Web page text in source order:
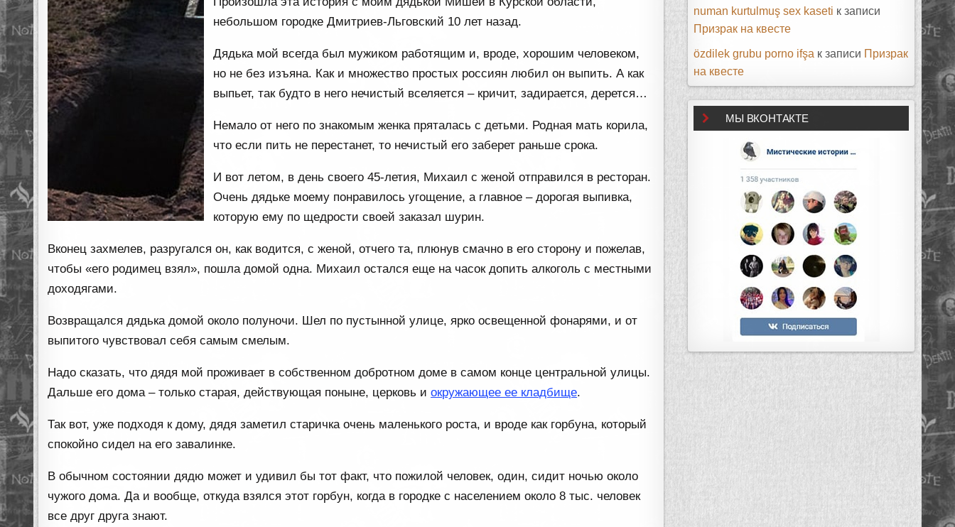
небольшом городке Дмитриев-Льговский 10 лет назад.
Дядька мой всегда был мужиком работящим и, вроде, хорошим человеком,
но не без изъяна. Как и множество простых россиян любил он выпить. А как
выпьет, так будто в него нечистый вселяется – кричит, задирается, дерется…
Немало от него по знакомым женка пряталась с детьми. Родная мать корила,
что если пить не перестанет, то нечистый его заберет раньше срока.
И вот летом, в день своего 45-летия, Михаил с женой отправился в ресторан.
Очень дядьке моему понравилось угощение, а главное – дорогая выпивка,
которую ему по щедрости своей заказал шурин.
Вконец захмелев, разругался он, как водится, с женой, отчего та, плюнув смачно в его сторону и пожелав,
чтобы «его родимец взял», пошла домой одна. Михаил остался еще на часок допить алкоголь с местными
доходягами.
Возвращался дядька домой около полуночи. Шел по пустынной улице, ярко освещенной фонарями, и от
выпитого чувствовал себя самым смелым.
Надо сказать, что дядя мой проживает в собственном добротном доме в самом конце центральной улицы.
Дальше его дома – только старая, действующая поныне, церковь иокружающее ее кладбище.
Так вот, уже подходя к дому, дядя заметил старичка очень маленького роста, и вроде как горбуна, который
спокойно сидел на его завалинке.
В обычном состоянии дядю может и удивил бы тот факт, что пожилой человек, один, сидит ночью около
чужого дома. Да и вообще, откуда взялся этот горбун, когда в городке с населением около 8 тыс. человек
все друг друга знают.
numan kurtulmuş sex kaseti к записи
Призрак на квесте
özdilek grubu porno ifşa к записи Призрак
на квесте
МЫ ВКОНТАКТЕ